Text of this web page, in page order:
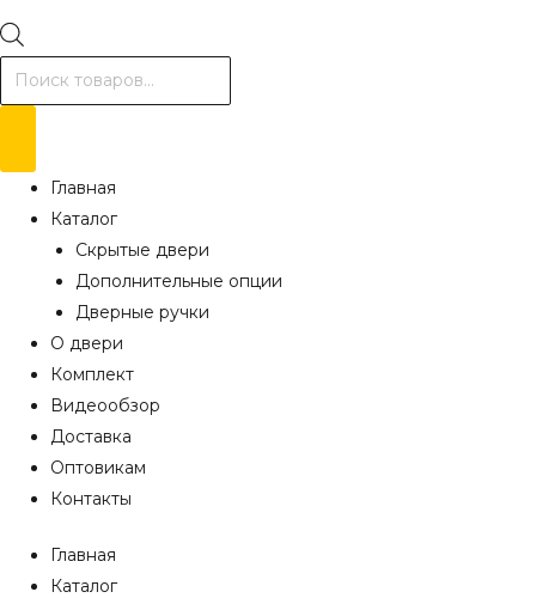
Поиск
товаров
Главная
Каталог
Скрытые двери
Дополнительные опции
Дверные ручки
О двери
Комплект
Видеообзор
Доставка
Оптовикам
Контакты
Главная
Каталог